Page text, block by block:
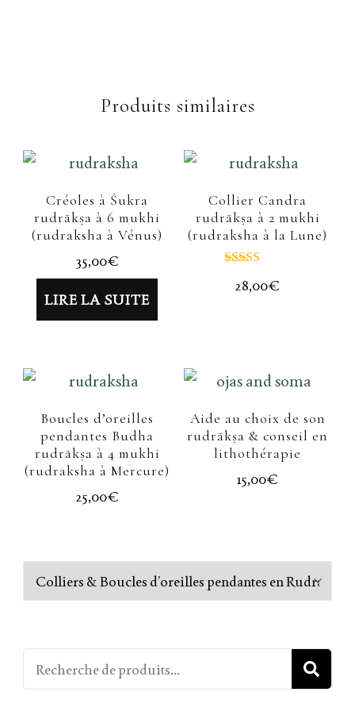
Produits similaires
Créoles à Śukra
rudrākṣa à 6 mukhi
(rudraksha à Vénus)
35,00€
LIRE LA SUITE
Collier Candra
rudrākṣa à 2 mukhi
(rudraksha à la Lune)
5.00
28,00€
Boucles d’oreilles
pendantes Budha
rudrākṣa à 4 mukhi
(rudraksha à Mercure)
25,00€
Aide au choix de son
rudrākṣa & conseil en
lithothérapie
15,00€